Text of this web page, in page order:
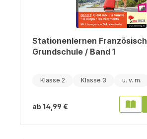
Stationenlernen Französisch
Grundschule / Band 1
Klasse 2 Klasse 3
ab 14,99 €